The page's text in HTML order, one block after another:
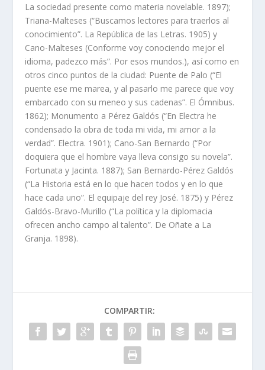
La sociedad presente como materia novelable. 1897);
Triana-Malteses (“Buscamos lectores para traerlos al
conocimiento”. La República de las Letras. 1905) y
Cano-Malteses (Conforme voy conociendo mejor el
idioma, padezco más”. Por esos mundos.), así como en
otros cinco puntos de la ciudad: Puente de Palo (“El
puente ese me marea, y al pasarlo me parece que voy
embarcado con su meneo y sus cadenas”. El Ómnibus.
1862); Monumento a Pérez Galdós (“En Electra he
condensado la obra de toda mi vida, mi amor a la
verdad”. Electra. 1901); Cano-San Bernardo (“Por
doquiera que el hombre vaya lleva consigo su novela”.
Fortunata y Jacinta. 1887); San Bernardo-Pérez Galdós
(“La Historia está en lo que hacen todos y en lo que
hace cada uno”. El equipaje del rey José. 1875) y Pérez
Galdós-Bravo-Murillo (“La política y la diplomacia
ofrecen ancho campo al talento”. De Oñate a La
Granja. 1898).
COMPARTIR: